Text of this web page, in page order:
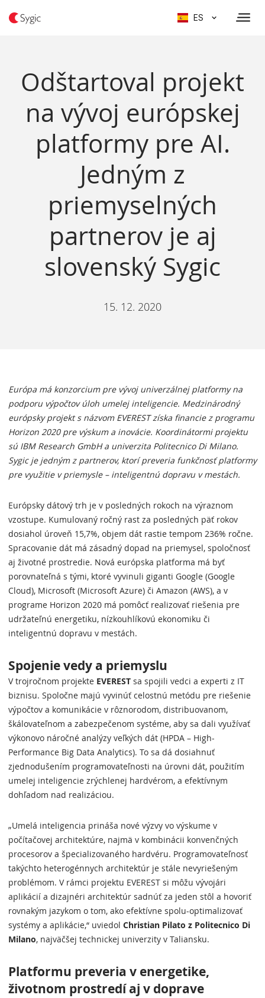
ES
Odštartoval projekt
na vývoj európskej
platformy pre AI.
Jedným z
priemyselných
partnerov je aj
slovenský Sygic
15. 12. 2020
Európa má konzorcium pre vývoj univerzálnej platformy na
podporu výpočtov úloh umelej inteligencie. Medzinárodný
európsky projekt s názvom EVEREST získa financie z programu
Horizon 2020 pre výskum a inovácie. Koordinátormi projektu
sú IBM Research GmbH a univerzita Politecnico Di Milano.
Sygic je jedným z partnerov, ktorí preveria funkčnosť platformy
pre využitie v priemysle – inteligentnú dopravu v mestách.
Európsky dátový trh je v posledných rokoch na výraznom
vzostupe. Kumulovaný ročný rast za posledných päť rokov
dosiahol úroveň 15,7%, objem dát rastie tempom 236% ročne.
Spracovanie dát má zásadný dopad na priemysel, spoločnosť
aj životné prostredie. Nová európska platforma má byť
porovnateľná s tými, ktoré vyvinuli giganti Google (Google
Cloud), Microsoft (Microsoft Azure) či Amazon (AWS), a v
programe Horizon 2020 má pomôcť realizovať riešenia pre
udržateľnú energetiku, nízkouhlíkovú ekonomiku či
inteligentnú dopravu v mestách.
Spojenie vedy a priemyslu
V trojročnom projekte EVEREST sa spojili vedci a experti z IT
biznisu. Spoločne majú vyvinúť celostnú metódu pre riešenie
výpočtov a komunikácie v rôznorodom, distribuovanom,
škálovateľnom a zabezpečenom systéme, aby sa dali využívať
výkonovo náročné analýzy veľkých dát (HPDA – High-
Performance Big Data Analytics). To sa dá dosiahnuť
zjednodušením programovateľnosti na úrovni dát, použitím
umelej inteligencie zrýchlenej hardvérom, a efektívnym
dohľadom nad realizáciou.
„Umelá inteligencia prináša nové výzvy vo výskume v
počítačovej architektúre, najmä v kombinácii konvenčných
procesorov a špecializovaného hardvéru. Programovateľnosť
takýchto heterogénnych architektúr je stále nevyriešeným
problémom. V rámci projektu EVEREST si môžu vývojári
aplikácií a dizajnéri architektúr sadnúť za jeden stôl a hovoriť
rovnakým jazykom o tom, ako efektívne spolu-optimalizovať
systémy a aplikácie,“ uviedol Christian Pilato z Politecnico Di
Milano, najväčšej technickej univerzity v Taliansku.
Platformu preveria v energetike,
životnom prostredí aj v doprave